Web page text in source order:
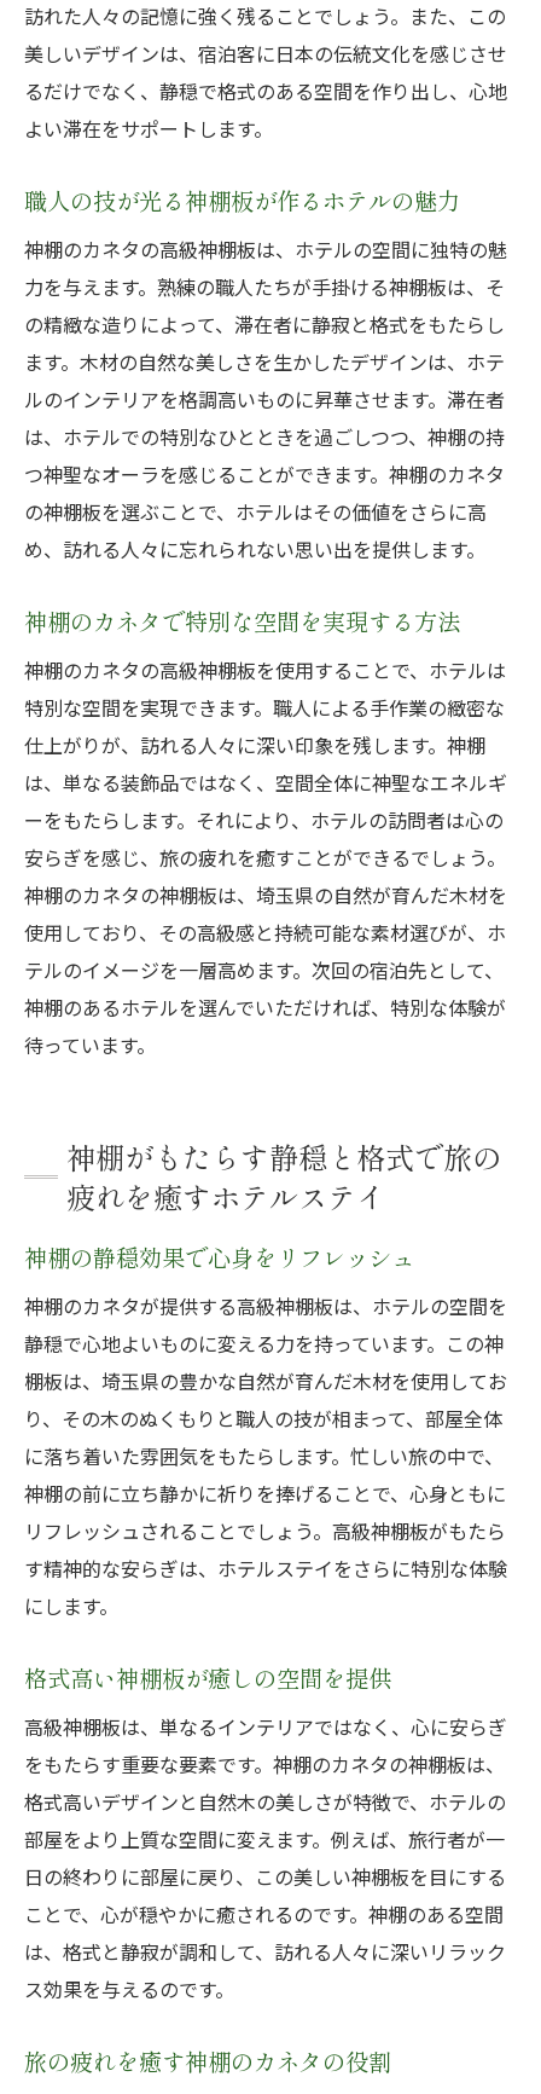
訪れた人々の記憶に強く残ることでしょう。また、この
美しいデザインは、宿泊客に日本の伝統文化を感じさせ
るだけでなく、静穏で格式のある空間を作り出し、心地
よい滞在をサポートします。
職人の技が光る神棚板が作るホテルの魅力
神棚のカネタの高級神棚板は、ホテルの空間に独特の魅
力を与えます。熟練の職人たちが手掛ける神棚板は、そ
の精緻な造りによって、滞在者に静寂と格式をもたらし
ます。木材の自然な美しさを生かしたデザインは、ホテ
ルのインテリアを格調高いものに昇華させます。滞在者
は、ホテルでの特別なひとときを過ごしつつ、神棚の持
つ神聖なオーラを感じることができます。神棚のカネタ
の神棚板を選ぶことで、ホテルはその価値をさらに高
め、訪れる人々に忘れられない思い出を提供します。
神棚のカネタで特別な空間を実現する方法
神棚のカネタの高級神棚板を使用することで、ホテルは
特別な空間を実現できます。職人による手作業の緻密な
仕上がりが、訪れる人々に深い印象を残します。神棚
は、単なる装飾品ではなく、空間全体に神聖なエネルギ
ーをもたらします。それにより、ホテルの訪問者は心の
安らぎを感じ、旅の疲れを癒すことができるでしょう。
神棚のカネタの神棚板は、埼玉県の自然が育んだ木材を
使用しており、その高級感と持続可能な素材選びが、ホ
テルのイメージを一層高めます。次回の宿泊先として、
神棚のあるホテルを選んでいただければ、特別な体験が
待っています。
神棚がもたらす静穏と格式で旅の
疲れを癒すホテルステイ
神棚の静穏効果で心身をリフレッシュ
神棚のカネタが提供する高級神棚板は、ホテルの空間を
静穏で心地よいものに変える力を持っています。この神
棚板は、埼玉県の豊かな自然が育んだ木材を使用してお
り、その木のぬくもりと職人の技が相まって、部屋全体
に落ち着いた雰囲気をもたらします。忙しい旅の中で、
神棚の前に立ち静かに祈りを捧げることで、心身ともに
リフレッシュされることでしょう。高級神棚板がもたら
す精神的な安らぎは、ホテルステイをさらに特別な体験
にします。
格式高い神棚板が癒しの空間を提供
高級神棚板は、単なるインテリアではなく、心に安らぎ
をもたらす重要な要素です。神棚のカネタの神棚板は、
格式高いデザインと自然木の美しさが特徴で、ホテルの
部屋をより上質な空間に変えます。例えば、旅行者が一
日の終わりに部屋に戻り、この美しい神棚板を目にする
ことで、心が穏やかに癒されるのです。神棚のある空間
は、格式と静寂が調和して、訪れる人々に深いリラック
ス効果を与えるのです。
旅の疲れを癒す神棚のカネタの役割